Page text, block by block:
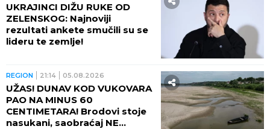
UKRAJINCI DIŽU RUKE OD
ZELENSKOG: Najnoviji
rezultati ankete smučili su se
lideru te zemlje!
REGION 21:14 05.08.2026
UŽAS! DUNAV KOD VUKOVARA
PAO NA MINUS 60
CENTIMETARA! Brodovi stoje
nasukani, saobraćaj NE